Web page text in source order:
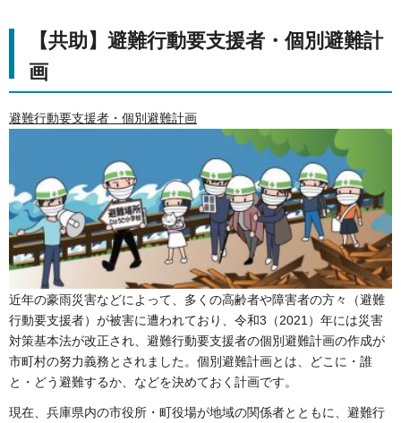
【共助】避難行動要支援者・個別避難計
画
避難行動要支援者・個別避難計画
近年の豪雨災害などによって、多くの高齢者や障害者の方々（避難
行動要支援者）が被害に遭われており、令和3（2021）年には災害
対策基本法が改正され、避難行動要支援者の個別避難計画の作成が
市町村の努力義務とされました。個別避難計画とは、どこに・誰
と・どう避難するか、などを決めておく計画です。
現在、兵庫県内の市役所・町役場が地域の関係者とともに、避難行